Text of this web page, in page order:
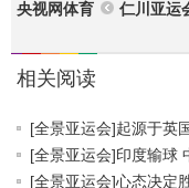
央视网体育 仁川亚运
相关阅读
[全景亚运会]起源于英
[全景亚运会]印度输球
[全景亚运会]心态决定